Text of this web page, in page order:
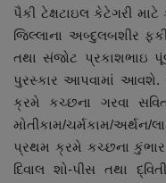
પૈકી ટેક્ષટાઇલ કેટેગરી
જિલ્લાના અબ્દુલબશીર
તથા સંજોટ પ્રકાશભાઇ
પુરસ્કાર આપવામાં આવશે.
ક્રમે કચ્છના ગરવા
મોતીકામ/ચર્મકામ/અર્થન/
પ્રથમ ક્રમે કચ્છના
દિવાલ શો-પીસ તથા